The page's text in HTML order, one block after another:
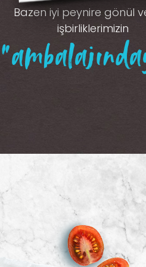
Bazen iyi peynire gönül
işbirliklerimizin